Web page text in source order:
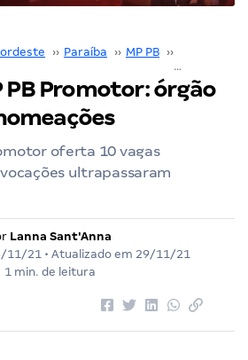
›› Paraíba ›› MP PB ››
PB Promotor: órgão
oferta 10 vagas
ultrapassaram
Lanna Sant'Anna
11/21 • Atualizado em 29/11/21
1 min. de leitura